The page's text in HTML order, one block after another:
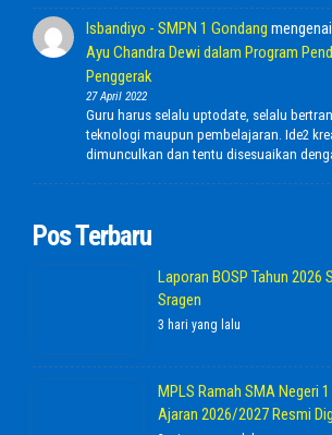
Isbandiyo - SMPN 1 Gondang mengenai
Ayu Chandra Dewi dalam Program
Penggerak
27 April 2022
Guru harus selalu uptodate, selalu
teknologi maupun pembelajaran. Ide2
dimunculkan dan tentu disesuaikan
Pos Terbaru
Laporan BOSP Tahun 2026
Sragen
3 hari yang lalu
MPLS Ramah SMA Negeri
Ajaran 2026/2027 Resmi